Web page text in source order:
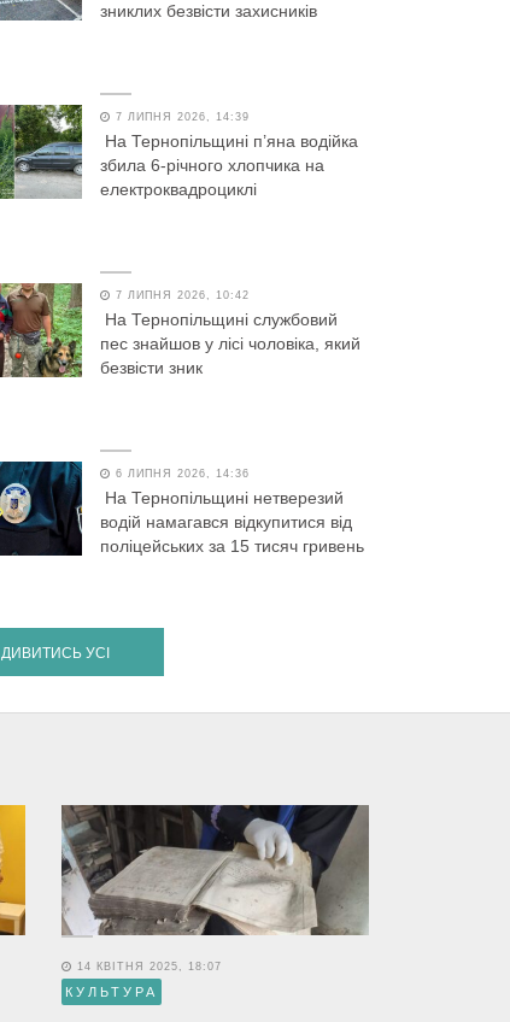
зниклих безвісти захисників
7 ЛИПНЯ 2026, 14:39
На Тернопільщині п’яна водійка
збила 6-річного хлопчика на
електроквадроциклі
7 ЛИПНЯ 2026, 10:42
На Тернопільщині службовий
пес знайшов у лісі чоловіка, який
безвісти зник
6 ЛИПНЯ 2026, 14:36
На Тернопільщині нетверезий
водій намагався відкупитися від
поліцейських за 15 тисяч гривень
ДИВИТИСЬ УСІ
14 КВІТНЯ 2025, 18:07
КУЛЬТУРА